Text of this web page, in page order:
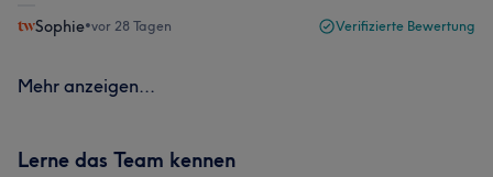
Sophie•vor 28 Tagen Verifizierte Bewertung
Mehr anzeigen...
Lerne das Team kennen